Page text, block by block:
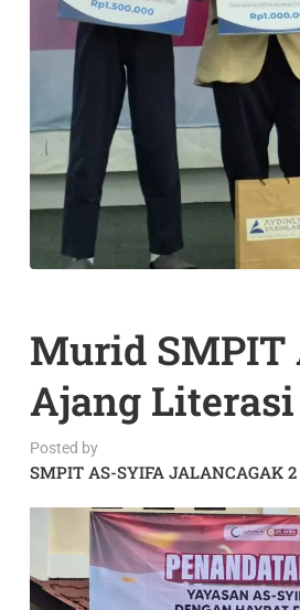
Murid SMPIT
Ajang
Posted by
SMPIT AS-SYIFA JALANCAGAK 2